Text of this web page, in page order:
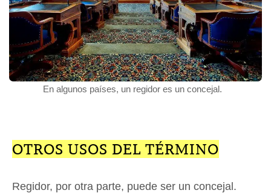
En algunos países, un regidor es un concejal.
OTROS USOS DEL TÉRMINO
Regidor, por otra parte, puede ser un concejal.